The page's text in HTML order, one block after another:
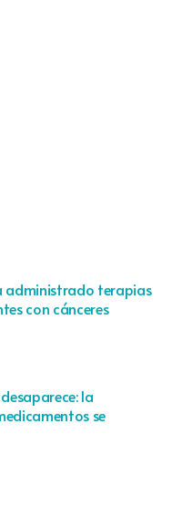
administrado terapias
con cánceres
la
se